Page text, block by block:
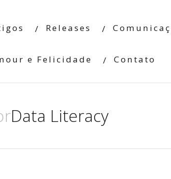
Releases
e Felicidade Contato
Data Literacy